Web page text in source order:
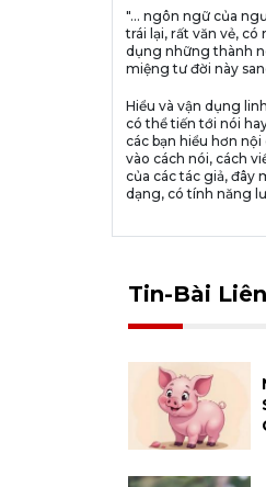
"... ngôn ngữ của
trái lại, rất văn vẻ,
dụng những thành
miệng tư đời này
Hiểu và vận dụng
có thể tiến tới nói
các bạn hiểu hơn
vào cách nói, cách
của các tác giả, đây
dạng, có tính năng
Tin-Bài